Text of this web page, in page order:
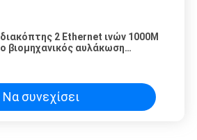
διακόπτης 2 Ethernet ινών 1000M
ο βιομηχανικός αυλάκωση
Να συνεχίσει